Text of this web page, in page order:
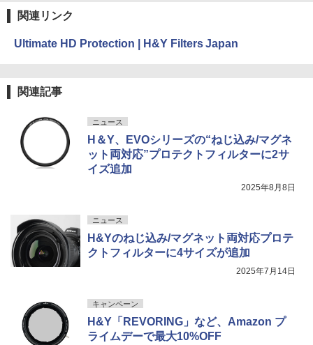
関連リンク
Ultimate HD Protection | H&Y Filters Japan
関連記事
ニュース
H＆Y、EVOシリーズの“ねじ込み/マグネ
ット両対応”プロテクトフィルターに2サ
イズ追加
2025年8月8日
ニュース
H&Yのねじ込み/マグネット両対応プロテ
クトフィルターに4サイズが追加
2025年7月14日
キャンペーン
H&Y「REVORING」など、Amazon プ
ライムデーで最大10%OFF